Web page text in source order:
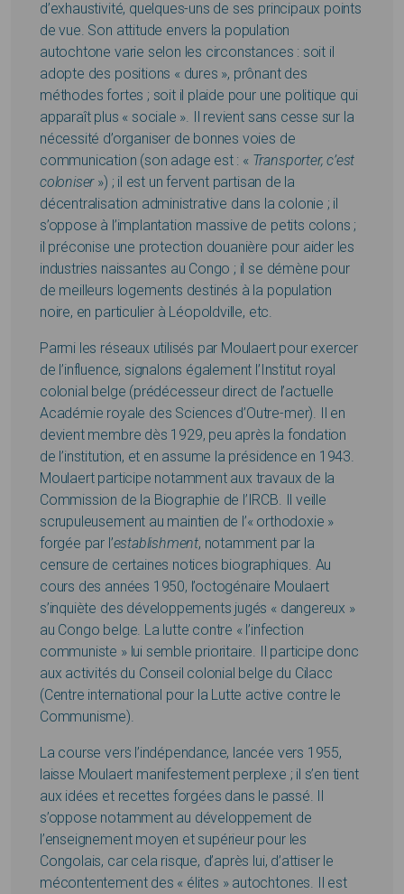
d’exhaustivité, quelques-uns de ses principaux points
de vue. Son attitude envers la population
autochtone varie selon les circonstances : soit il
adopte des positions « dures », prônant des
méthodes fortes ; soit il plaide pour une politique qui
apparaît plus « sociale ». Il revient sans cesse sur la
nécessité d’organiser de bonnes voies de
communication (son adage est : « Transporter, c’est
coloniser») ; il est un fervent partisan de la
décentralisation administrative dans la colonie ; il
s’oppose à l’implantation massive de petits colons ;
il préconise une protection douanière pour aider les
industries naissantes au Congo ; il se démène pour
de meilleurs logements destinés à la population
noire, en particulier à Léopoldville, etc.
Parmi les réseaux utilisés par Moulaert pour exercer
de l’influence, signalons également l’Institut royal
colonial belge (prédécesseur direct de l’actuelle
Académie royale des Sciences d’Outre-mer). Il en
devient membre dès 1929, peu après la fondation
de l’institution, et en assume la présidence en 1943.
Moulaert participe notamment aux travaux de la
Commission de la Biographie de l’IRCB. Il veille
scrupuleusement au maintien de l’« orthodoxie »
forgée par l’establishment, notamment par la
censure de certaines notices biographiques. Au
cours des années 1950, l’octogénaire Moulaert
s’inquiète des développements jugés « dangereux »
au Congo belge. La lutte contre « l’infection
communiste » lui semble prioritaire. Il participe donc
aux activités du Conseil colonial belge du Cilacc
(Centre international pour la Lutte active contre le
Communisme).
La course vers l’indépendance, lancée vers 1955,
laisse Moulaert manifestement perplexe ; il s’en tient
aux idées et recettes forgées dans le passé. Il
s’oppose notamment au développement de
l’enseignement moyen et supérieur pour les
Congolais, car cela risque, d’après lui, d’attiser le
mécontentement des « élites » autochtones. Il est